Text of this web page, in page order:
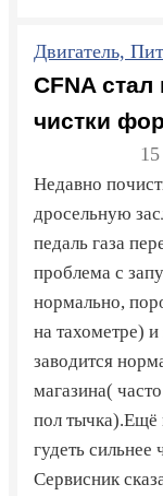
Двигатель,
CFNA
чистки
Недавно
дросельную
педаль газа
проблема с
нормально,
на тахометре)
заводится
магазина(
пол тычка).Ещё
гудеть
Сервисник